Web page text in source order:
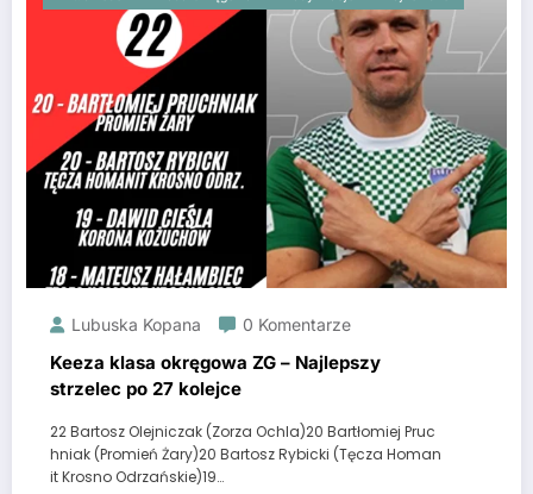
Lubuska Kopana 0 Komentarze
Keeza klasa okręgowa ZG – Najlepszy
strzelec po 27 kolejce
22 Bartosz Olejniczak (Zorza Ochla)20 Bartłomiej Pruc
hniak (Promień Żary)20 Bartosz Rybicki (Tęcza Homan
it Krosno Odrzańskie)19…